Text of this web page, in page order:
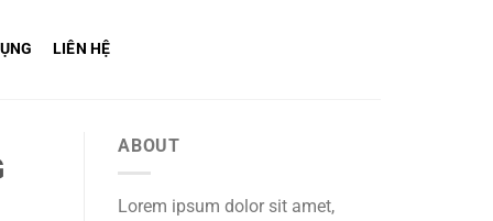
LIÊN HỆ
ABOUT
Lorem ipsum dolor sit amet,